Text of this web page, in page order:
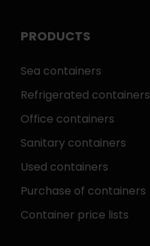
PRODUCTS
Sea containers
Refrigerated containers
Office containers
Sanitary containers
Used containers
Purchase of containers
Container price lists